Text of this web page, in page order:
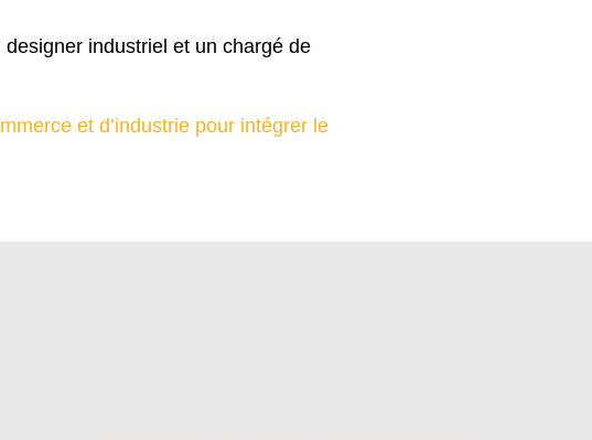
industriel et un chargé de
et d’industrie pour intégrer le